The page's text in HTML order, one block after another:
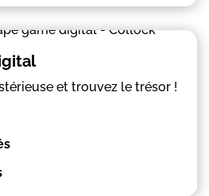
et trouvez le trésor !